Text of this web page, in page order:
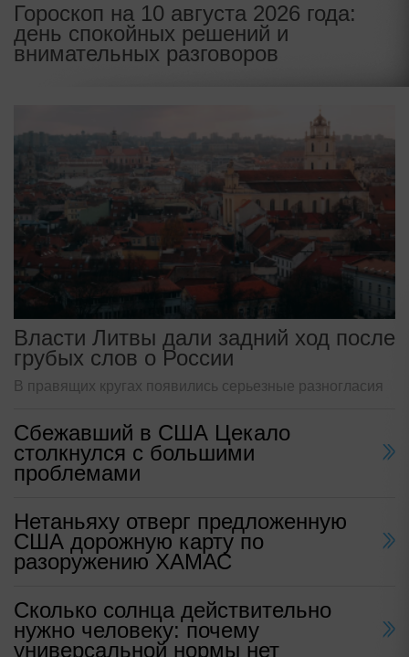
Гороскоп на 10 августа 2026 года:
день спокойных решений и
внимательных разговоров
Власти Литвы дали задний ход после
грубых слов о России
В правящих кругах появились серьезные разногласия
Сбежавший в США Цекало
столкнулся с большими
проблемами
Нетаньяху отверг предложенную
США дорожную карту по
разоружению ХАМАС
Сколько солнца действительно
нужно человеку: почему
универсальной нормы нет